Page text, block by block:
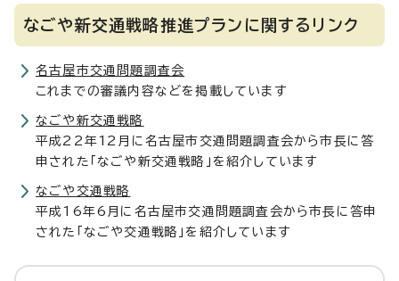
なごや新交通戦略推進プランに関するリンク
名古屋市交通問題調査会
これまでの審議内容などを掲載しています
なごや新交通戦略
平成22年12月に名古屋市交通問題調査会から市長に答
申された「なごや新交通戦略」を紹介しています
なごや交通戦略
平成16年6月に名古屋市交通問題調査会から市長に答申
された「なごや交通戦略」を紹介しています